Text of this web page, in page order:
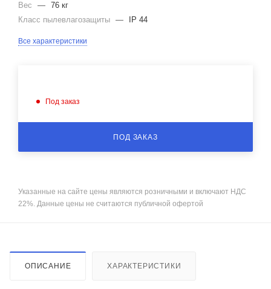
Вес — 76 кг
Класс пылевлагозащиты — IP 44
Все характеристики
Под заказ
ПОД ЗАКАЗ
Указанные на сайте цены являются розничными и включают НДС
22%. Данные цены не считаются публичной офертой
ОПИСАНИЕ ХАРАКТЕРИСТИКИ